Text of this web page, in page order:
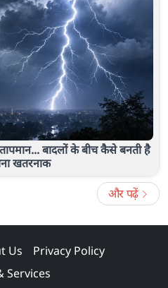
बादलों के बीच कैसे बनती है
खतरनाक
और पढ़ें
Us
Privacy Policy
Services